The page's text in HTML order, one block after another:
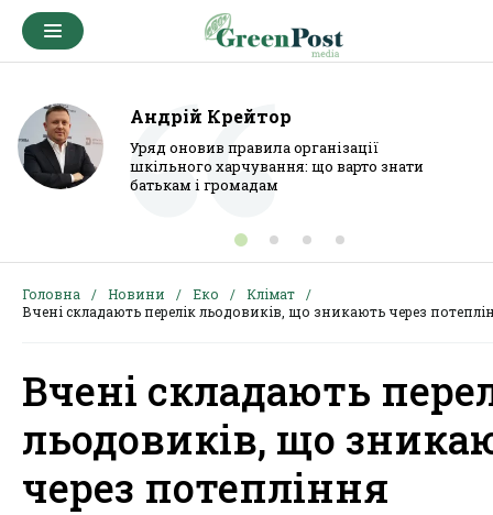
Андрій Крейтор
Уряд оновив правила організації
шкільного харчування: що варто знати
батькам і громадам
Головна Новини Еко
Клімат
Вчені складають перелік льодовиків, що зникають через
Вчені складають
льодовиків, що
через потепління